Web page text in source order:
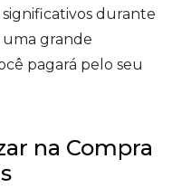
durante
uma grande
pagará pelo seu
na Compra